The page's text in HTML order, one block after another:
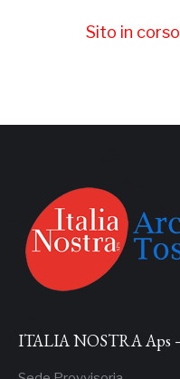
Sito in
ITALIA NOSTRA Aps